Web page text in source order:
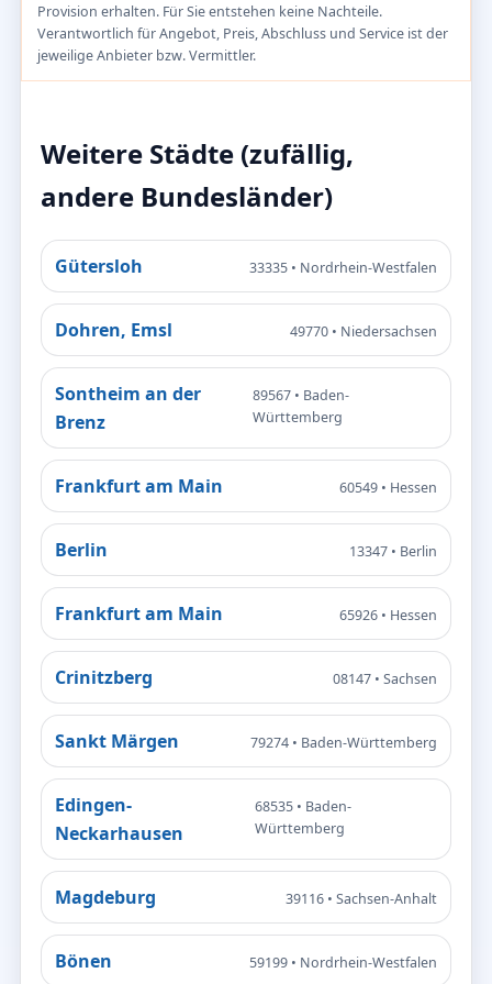
Provision erhalten. Für Sie entstehen keine Nachteile.
Verantwortlich für Angebot, Preis, Abschluss und Service ist der
jeweilige Anbieter bzw. Vermittler.
Weitere Städte (zufällig,
andere Bundesländer)
Gütersloh 33335 • Nordrhein-Westfalen
Dohren, Emsl 49770 • Niedersachsen
Sontheim an der
Brenz
89567 • Baden-
Württemberg
Frankfurt am Main 60549 • Hessen
Berlin 13347 • Berlin
Frankfurt am Main 65926 • Hessen
Crinitzberg 08147 • Sachsen
Sankt Märgen 79274 • Baden-Württemberg
Edingen-
Neckarhausen
68535 • Baden-
Württemberg
Magdeburg 39116 • Sachsen-Anhalt
Bönen 59199 • Nordrhein-Westfalen